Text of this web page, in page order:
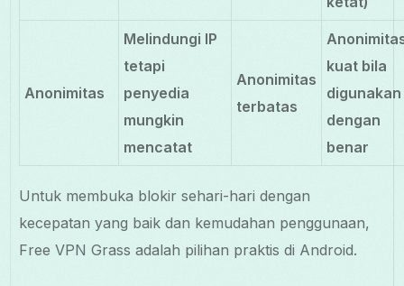
Anonimitas
Melindungi IP
tetapi
penyedia
mungkin
mencatat
Anonimitas
terbatas
kuat bila
digunakan
dengan
benar
Untuk membuka blokir sehari-hari dengan
kecepatan yang baik dan kemudahan penggunaan,
Free VPN Grass adalah pilihan praktis di Android.